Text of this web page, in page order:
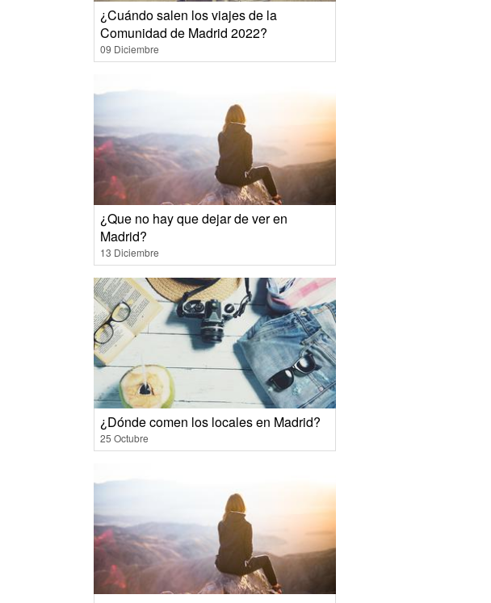
¿Cuándo salen los viajes de la
Comunidad de Madrid 2022?
09 Diciembre
¿Que no hay que dejar de ver en
Madrid?
13 Diciembre
¿Dónde comen los locales en Madrid?
25 Octubre